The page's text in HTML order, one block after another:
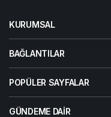
KURUMSAL
BAĞLANTILAR
POPÜLER SAYFALAR
GÜNDEME DAIR